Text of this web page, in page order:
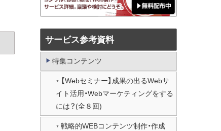
サービス参考資料
特集コンテンツ
【Webセミナー】成果の出るWebサ
イト活用・Webマーケティングをする
には？(全８回)
戦略的WEBコンテンツ制作・作成